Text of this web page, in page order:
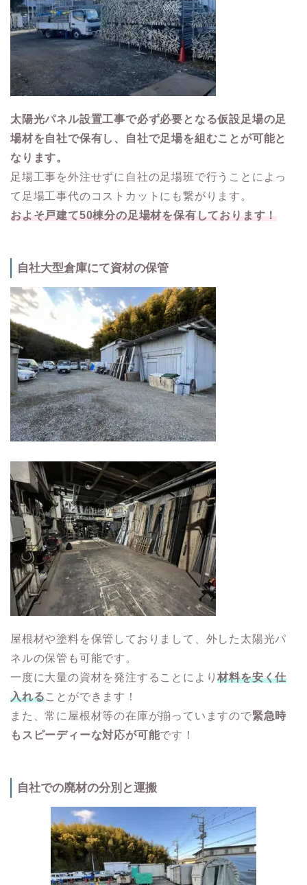
太陽光パネル設置工事で必ず必要となる仮設足場の足
場材を自社で保有し、自社で足場を組むことが可能と
なります。
足場工事を外注せずに自社の足場班で行うことによっ
て足場工事代のコストカットにも繋がります。
およそ戸建て50棟分の足場材を保有しております！
自社大型倉庫にて資材の保管
屋根材や塗料を保管しておりまして、外した太陽光パ
ネルの保管も可能です。
一度に大量の資材を発注することにより材料を安く仕
入れることができます！
また、常に屋根材等の在庫が揃っていますので緊急時
もスピーディーな対応が可能です！
自社での廃材の分別と運搬